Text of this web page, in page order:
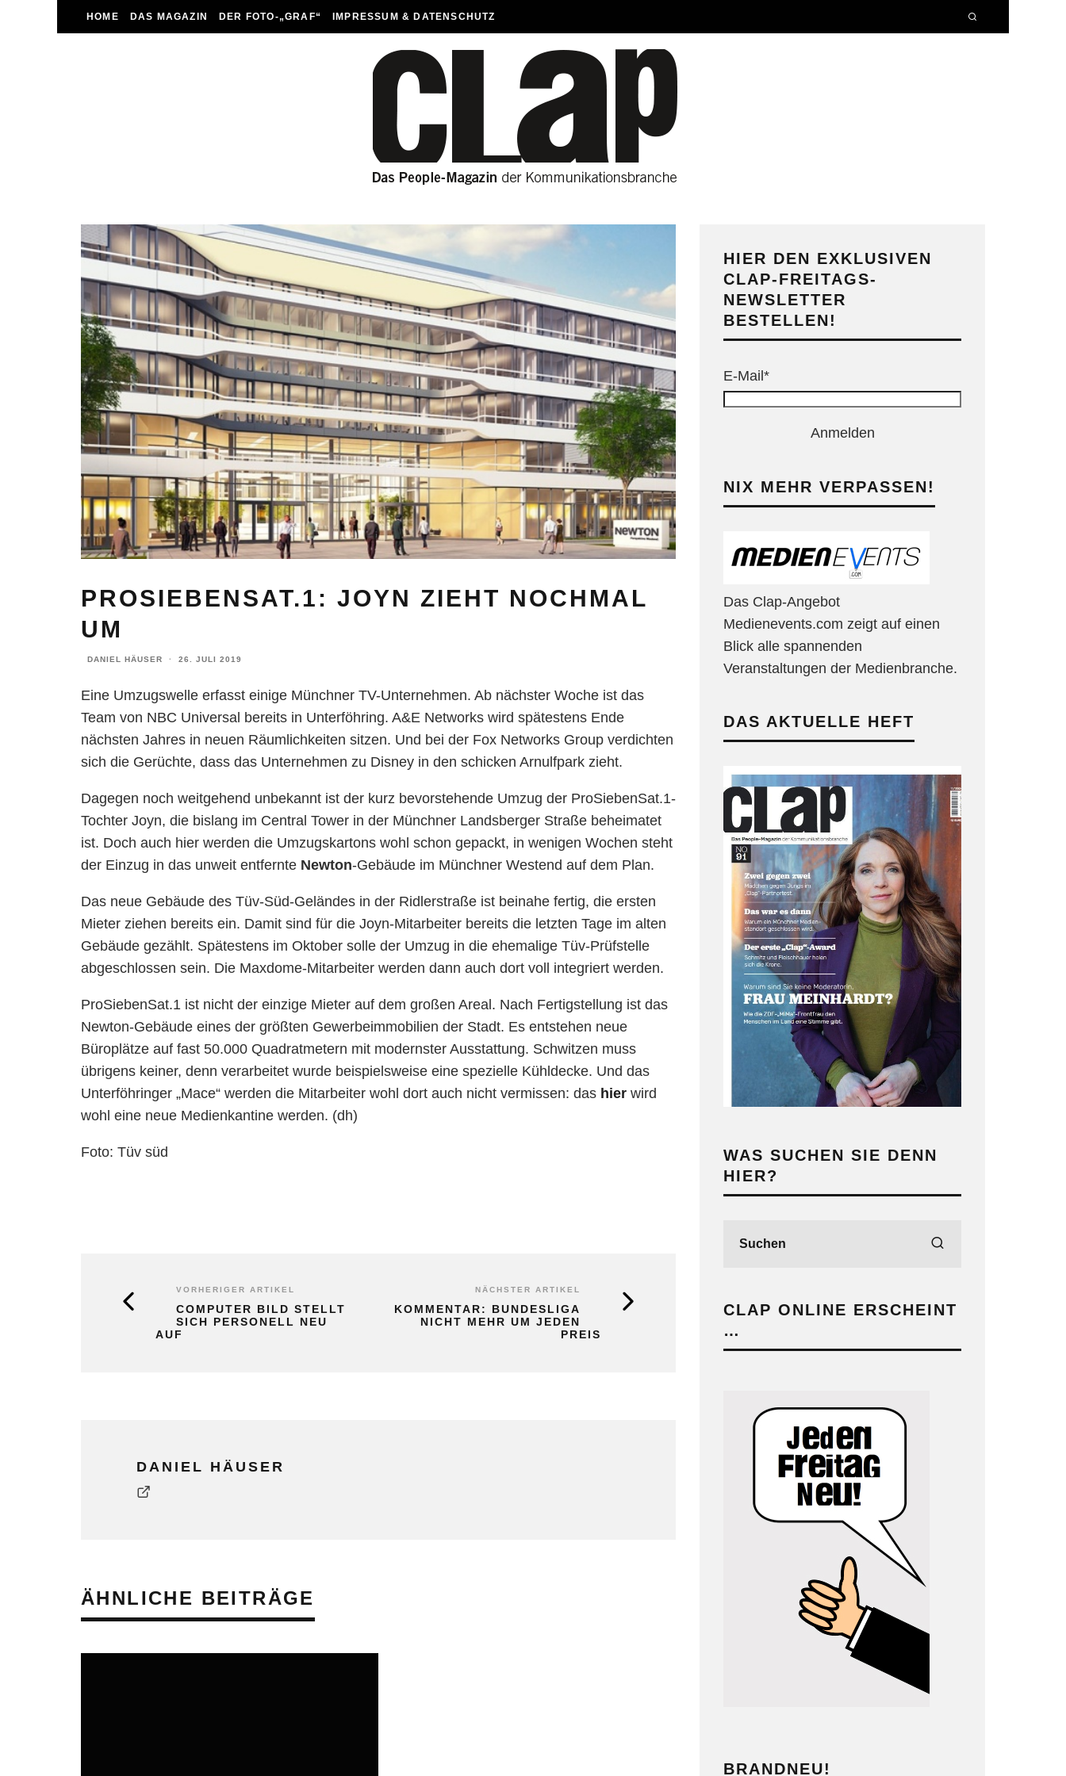
HOME DAS MAGAZIN DER FOTO-„GRAF“ IMPRESSUM & DATENSCHUTZ
PROSIEBENSAT.1: JOYN ZIEHT NOCHMAL
UM
DANIEL HÄUSER · 26. JULI 2019
Eine Umzugswelle erfasst einige Münchner TV-Unternehmen. Ab nächster Woche ist das
Team von NBC Universal bereits in Unterföhring. A&E Networks wird spätestens Ende
nächsten Jahres in neuen Räumlichkeiten sitzen. Und bei der Fox Networks Group verdichten
sich die Gerüchte, dass das Unternehmen zu Disney in den schicken Arnulfpark zieht.
Dagegen noch weitgehend unbekannt ist der kurz bevorstehende Umzug der ProSiebenSat.1-
Tochter Joyn, die bislang im Central Tower in der Münchner Landsberger Straße beheimatet
ist. Doch auch hier werden die Umzugskartons wohl schon gepackt, in wenigen Wochen steht
der Einzug in das unweit entfernte Newton-Gebäude im Münchner Westend auf dem Plan.
Das neue Gebäude des Tüv-Süd-Geländes in der Ridlerstraße ist beinahe fertig, die ersten
Mieter ziehen bereits ein. Damit sind für die Joyn-Mitarbeiter bereits die letzten Tage im alten
Gebäude gezählt. Spätestens im Oktober solle der Umzug in die ehemalige Tüv-Prüfstelle
abgeschlossen sein. Die Maxdome-Mitarbeiter werden dann auch dort voll integriert werden.
ProSiebenSat.1 ist nicht der einzige Mieter auf dem großen Areal. Nach Fertigstellung ist das
Newton-Gebäude eines der größten Gewerbeimmobilien der Stadt. Es entstehen neue
Büroplätze auf fast 50.000 Quadratmetern mit modernster Ausstattung. Schwitzen muss
übrigens keiner, denn verarbeitet wurde beispielsweise eine spezielle Kühldecke. Und das
Unterföhringer „Mace“ werden die Mitarbeiter wohl dort auch nicht vermissen: das hier wird
wohl eine neue Medienkantine werden. (dh)
Foto: Tüv süd
VORHERIGER ARTIKEL
COMPUTER BILD STELLT
SICH PERSONELL NEU
AUF
NÄCHSTER ARTIKEL
KOMMENTAR: BUNDESLIGA
NICHT MEHR UM JEDEN
PREIS
DANIEL HÄUSER
ÄHNLICHE BEITRÄGE
HIER DEN EXKLUSIVEN
CLAP-FREITAGS-
NEWSLETTER
BESTELLEN!
E-Mail*
Anmelden
NIX MEHR VERPASSEN!
Das Clap-Angebot
Medienevents.com zeigt auf einen
Blick alle spannenden
Veranstaltungen der Medienbranche.
DAS AKTUELLE HEFT
WAS SUCHEN SIE DENN
HIER?
CLAP ONLINE ERSCHEINT
…
BRANDNEU!